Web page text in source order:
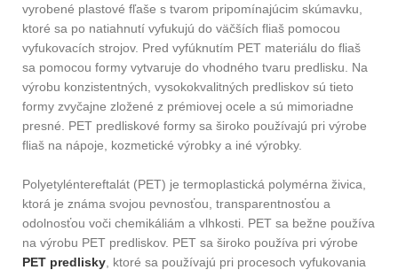
vyrobené plastové fľaše s tvarom pripomínajúcim skúmavku,
ktoré sa po natiahnutí vyfukujú do väčších fliaš pomocou
vyfukovacích strojov. Pred vyfúknutím PET materiálu do fliaš
sa pomocou formy vytvaruje do vhodného tvaru predlisku. Na
výrobu konzistentných, vysokokvalitných predliskov sú tieto
formy zvyčajne zložené z prémiovej ocele a sú mimoriadne
presné. PET predliskové formy sa široko používajú pri výrobe
fliaš na nápoje, kozmetické výrobky a iné výrobky.
Polyetyléntereftalát (PET) je termoplastická polymérna živica,
ktorá je známa svojou pevnosťou, transparentnosťou a
odolnosťou voči chemikáliám a vlhkosti. PET sa bežne používa
na výrobu PET predliskov. PET sa široko používa pri výrobe
PET predlisky , ktoré sa používajú pri procesoch vyfukovania